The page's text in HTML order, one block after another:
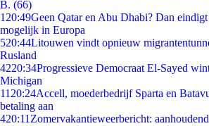
B. (66)
1 20:49Geen Qatar en Abu Dhabi? Dan
mogelijk in Europa
520:44Litouwen vindt opnieuw
Rusland
4220:34Progressieve Democraat El-Sayed
Michigan
11 20:24Accell, moederbedrijf Sparta en
betaling aan
420:11 Zomervakantieweerbericht: